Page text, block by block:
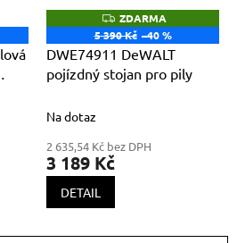
Z
D
A
R
M
A
ZDARMA
5 390 Kč –40 %
DWE74911 DeWALT
pojízdný stojan pro pily
Na dotaz
2 635,54 Kč bez DPH
3 189 Kč
DETAIL